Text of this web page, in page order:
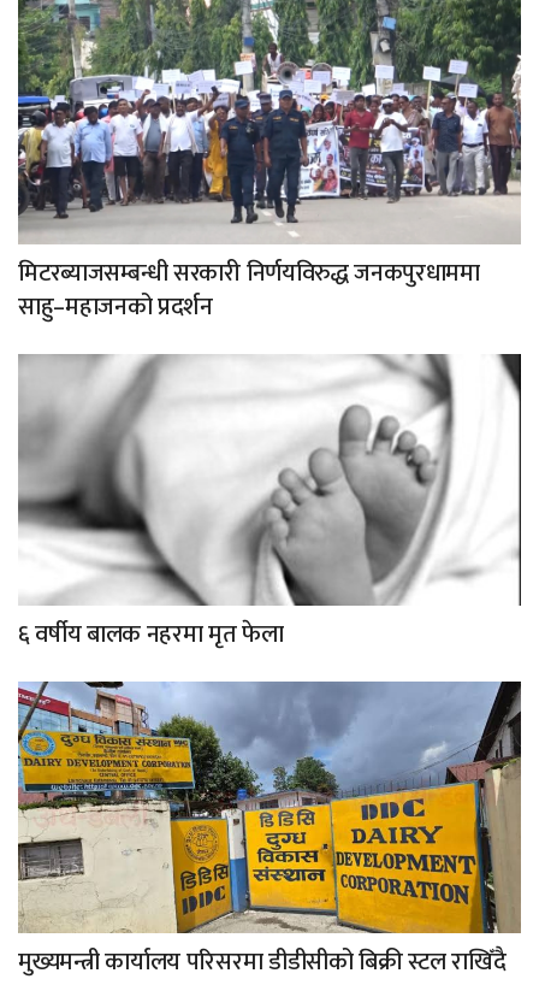
मिटरब्याजसम्बन्धी सरकारी निर्णयविरुद्ध जनकपुरधाममा
साहु–महाजनको प्रदर्शन
६ वर्षीय बालक नहरमा मृत फेला
मुख्यमन्त्री कार्यालय परिसरमा डीडीसीको बिक्री स्टल राखिँदै